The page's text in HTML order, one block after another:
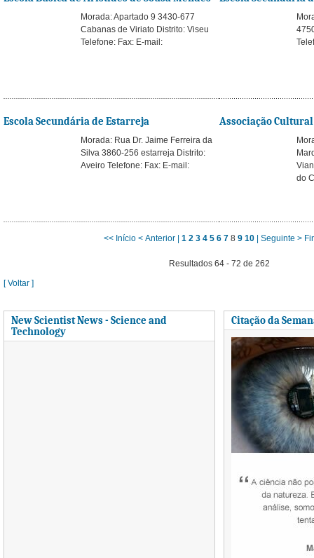
Morada: Apartado 9 3430-677
Cabanas de Viriato Distrito: Viseu
Telefone: Fax: E-mail:
Escola Secundária de Estarreja
Morada: Rua Dr. Jaime Ferreira da
Silva 3860-256 estarreja Distrito:
Aveiro Telefone: Fax: E-mail:
Associação
do
<< Início < Anterior | 1 2 3 4 5 6 7 8 9 10 | Seguinte >
Resultados 64 - 72 de 262
[ Voltar ]
New Scientist News - Science and
Technology
Citação da